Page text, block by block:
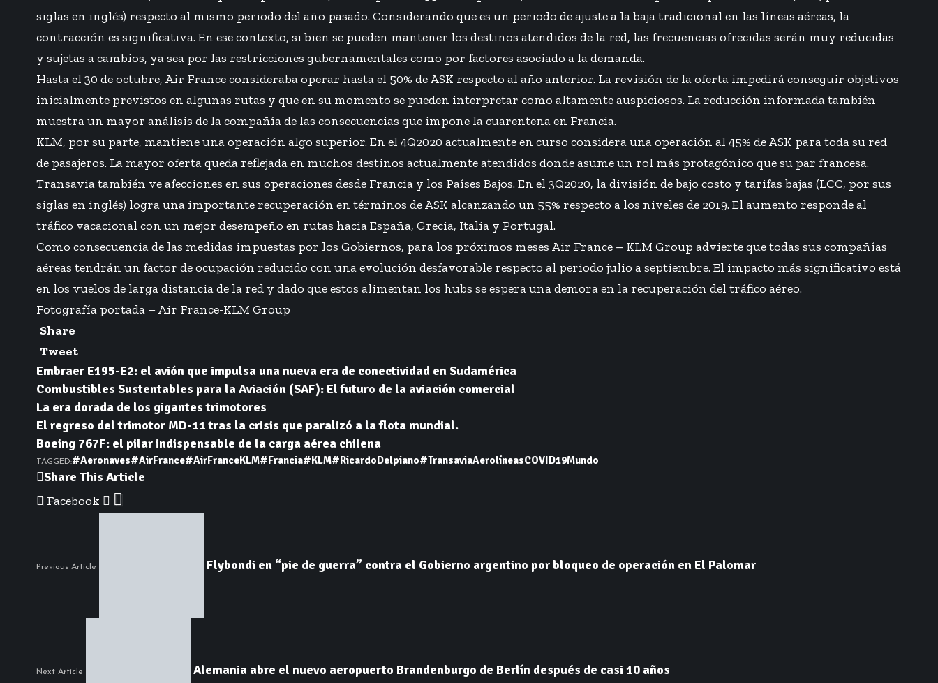
siglas en inglés) respecto al mismo periodo del año pasado. Considerando que es un periodo de ajuste a la baja tradicional en las líneas aéreas, la
contracción es significativa. En ese contexto, si bien se pueden mantener los destinos atendidos de la red, las frecuencias ofrecidas serán muy reducidas
y sujetas a cambios, ya sea por las restricciones gubernamentales como por factores asociado a la demanda.
Hasta el 30 de octubre, Air Franceconsideraba operar hasta el 50% de ASK respecto al año anterior. La revisión de la oferta impedirá conseguir objetivos
inicialmente previstos en algunas rutas y que en su momento se pueden interpretar como altamente auspiciosos. La reducción informada también
muestra un mayor análisis de la compañía de las consecuencias que impone la cuarentena en Francia.
KLM, por su parte, mantiene una operación algo superior. En el 4Q2020 actualmente en curso considera una operación al 45% de ASK para toda su red
de pasajeros. La mayor oferta queda reflejada en muchos destinos actualmente atendidos donde asume un rol más protagónico que su par francesa.
Transavia también ve afecciones en sus operaciones desde Francia y los Países Bajos. En el 3Q2020, la división de bajo costo y tarifas bajas (LCC, por sus
siglas en inglés) logra una importante recuperación en términos de ASK alcanzando un 55% respecto a los niveles de 2019. El aumento responde al
tráfico vacacional con un mejor desempeño en rutas hacia España, Grecia, Italia y Portugal.
Como consecuencia de las medidas impuestas por los Gobiernos, para los próximos meses Air France – KLM Group advierte que todas sus compañías
aéreas tendrán un factor de ocupación reducido con una evolución desfavorable respecto al periodo julio a septiembre. El impacto más significativo está
en los vuelos de larga distancia de la red y dado que estos alimentan los hubs se espera una demora en la recuperación del tráfico aéreo.
Fotografía portada – Air France-KLM Group
Share
Tweet
Embraer E195-E2: el avión que impulsa una nueva era de conectividad en Sudamérica
Combustibles Sustentables para la Aviación (SAF): El futuro de la aviación comercial
La era dorada de los gigantes trimotores
El regreso del trimotor MD-11 tras la crisis que paralizó a la flota mundial.
Boeing 767F: el pilar indispensable de la carga aérea chilena
TAGGED:#Aeronaves#AirFrance#AirFranceKLM#Francia#KLM#RicardoDelpiano#TransaviaAerolíneasCOVID19Mundo
Share This Article
Facebook
Previous Article Flybondi en “pie de guerra” contra el Gobierno argentino por bloqueo de operación en El Palomar
Next Article Alemania abre el nuevo aeropuerto Brandenburgo de Berlín después de casi 10 años